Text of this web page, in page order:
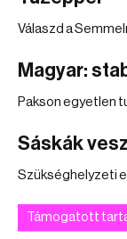
Válaszd a
Magyar:
Pakson egyetlen
Sáskák
Szükséghelyzeti
Támogatott